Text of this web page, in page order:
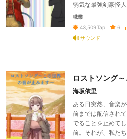
弱気な最強剣豪怪
職業
43,509Tap 6
サウンド
ロストソング
海坂依里
ある日突然、音楽
前までは配信され
でることを止めて
前。それが、私たち